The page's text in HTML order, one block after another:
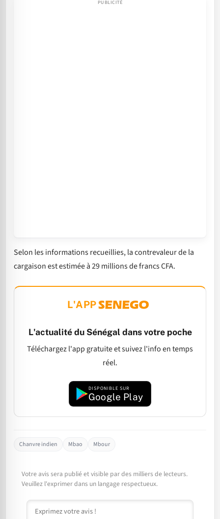
Selon les informations recueillies, la contrevaleur de la
cargaison est estimée à 29 millions de francs CFA.
L'APP
L'actualité du Sénégal dans votre poche
Téléchargez l'app gratuite et suivez l'info en temps
réel.
DISPONIBLE SUR
Google Play
Chanvre indien Mbao Mbour
Votre avis sera publié et visible par des milliers de lecteurs.
Veuillez l'exprimer dans un langage respectueux.
Commentaire